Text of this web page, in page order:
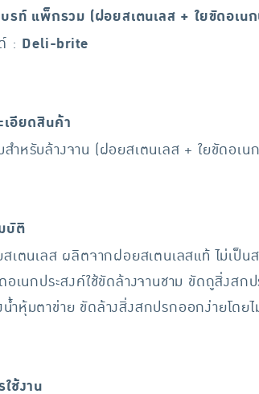
บรท์ แพ็กรวม (ฝอยสเตนเลส + ใยขัดอเน
: Deli-brite
เอียดสินค้า
สำหรับล้างจาน (ฝอยสเตนเลส + ใยขัดอเ
บัติ
เตนเลส ผลิตจากฝอยสเตนเลสแท้ ไม่เป็น
อเนกประสงค์ใช้ขัดล้างจานชาม ขัดถูสิ่งสก
ำหุ้มตาข่าย ขัดล้างสิ่งสกปรกออกง่ายโดยไ
ช้งาน